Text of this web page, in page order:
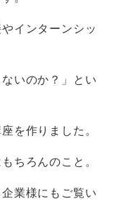
インターンシッ
いのか？」とい
を作りました。
ちろんのこと。
業様にもご覧い